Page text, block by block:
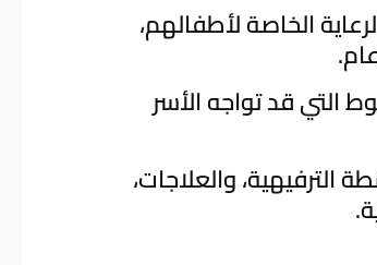
الخاصة لأطفالهم،
التي قد تواجه الأسر
والعلاجات،